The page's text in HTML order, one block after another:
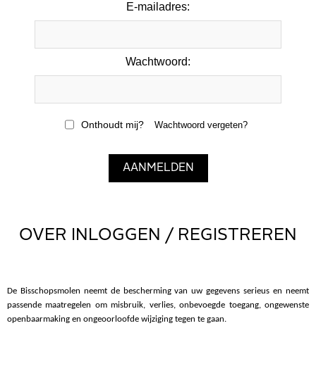
E-mailadres:
Wachtwoord:
Onthoudt mij? Wachtwoord vergeten?
OVER INLOGGEN / REGISTREREN
De Bisschopsmolen neemt de bescherming van uw gegevens serieus en neemt
passende maatregelen om misbruik, verlies, onbevoegde toegang, ongewenste
openbaarmaking en ongeoorloofde wijziging tegen te gaan.